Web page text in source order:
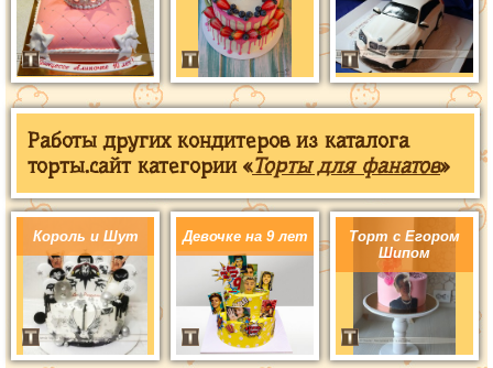
Работы других кондитеров из каталога
торты.сайт категории «Торты для фанатов»
Король и Шут Девочке на 9 лет
Торт с Егором
Шипом